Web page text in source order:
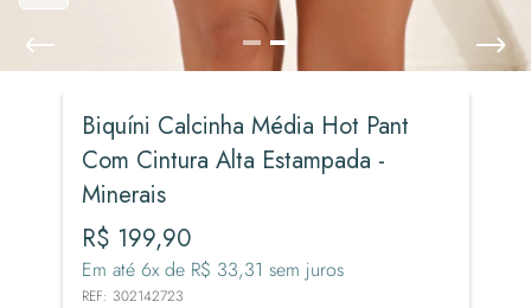
Biquíni Calcinha Média Hot Pant
Com Cintura Alta Estampada -
Minerais
R$ 199,90
Em até 6x de R$ 33,31 sem juros
REF: 302142723